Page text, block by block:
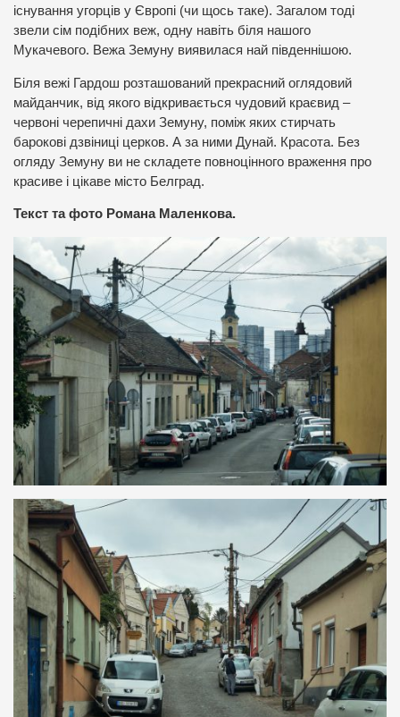
існування угорців у Європі (чи щось таке). Загалом тоді
звели сім подібних веж, одну навіть біля нашого
Мукачевого. Вежа Земуну виявилася най південнішою.
Біля вежі Гардош розташований прекрасний оглядовий
майданчик, від якого відкривається чудовий краєвид –
червоні черепичні дахи Земуну, поміж яких стирчать
барокові дзвіниці церков. А за ними Дунай. Красота. Без
огляду Земуну ви не складете повноцінного враження про
красиве і цікаве місто Белград.
Текст та фото Романа Маленкова.